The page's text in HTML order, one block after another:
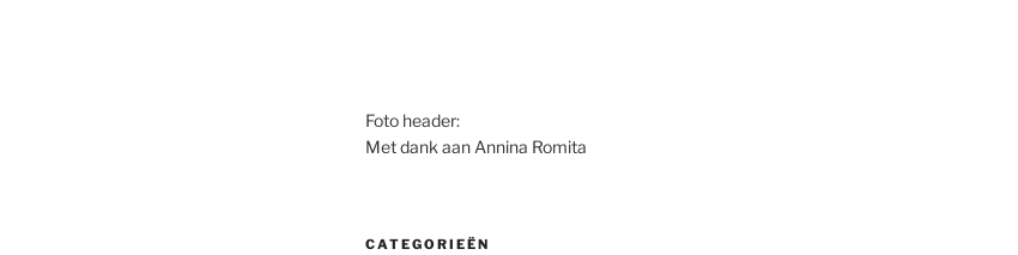
Foto header:
Met dank aan Annina Romita
CATEGORIEËN